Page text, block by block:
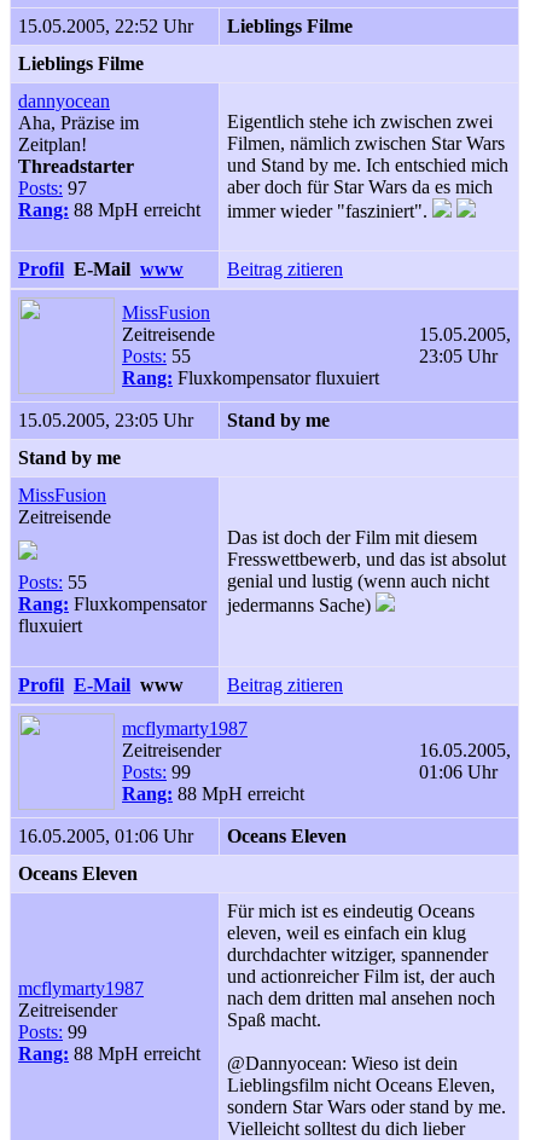
15.05.2005, 22:52 Uhr
Lieblings Filme
Lieblings Filme
dannyocean
Aha, Präzise im
Zeitplan!
Threadstarter
Posts: 97
Rang: 88 MpH erreicht
Eigentlich stehe ich zwischen zwei
Filmen, nämlich zwischen Star Wars
und Stand by me. Ich entschied mich
aber doch für Star Wars da es mich
immer wieder "fasziniert".
Profil E-Mail www Beitrag zitieren
MissFusion
Zeitreisende
Posts: 55
Rang: Fluxkompensator fluxuiert
15.05.2005,
23:05 Uhr
15.05.2005, 23:05 Uhr
Stand by me
Stand by me
MissFusion
Zeitreisende
Posts: 55
Rang: Fluxkompensator
fluxuiert
Das ist doch der Film mit diesem
Fresswettbewerb, und das ist absolut
genial und lustig (wenn auch nicht
jedermanns Sache)
Profil E-Mail www Beitrag zitieren
mcflymarty1987
Zeitreisender
Posts: 99
Rang: 88 MpH erreicht
16.05.2005,
01:06 Uhr
16.05.2005, 01:06 Uhr
Oceans Eleven
Oceans Eleven
mcflymarty1987
Zeitreisender
Posts: 99
Rang: 88 MpH erreicht
Für mich ist es eindeutig Oceans
eleven, weil es einfach ein klug
durchdachter witziger, spannender
und actionreicher Film ist, der auch
nach dem dritten mal ansehen noch
Spaß macht.
@Dannyocean: Wieso ist dein
Lieblingsfilm nicht Oceans Eleven,
sondern Star Wars oder stand by me.
Vielleicht solltest du dich lieber